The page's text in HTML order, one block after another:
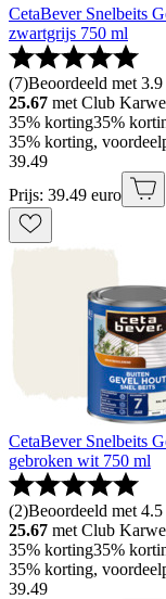
CetaBever Snelbeits
zwartgrijs 750 ml
(7)Beoordeeld met
25.67 met Club
35% korting35%
35% korting,
39.49
Prijs: 39.49 euro
CetaBever Snelbeits
gebroken wit 750 ml
(2)Beoordeeld met
25.67 met Club
35% korting35%
35% korting,
39.49